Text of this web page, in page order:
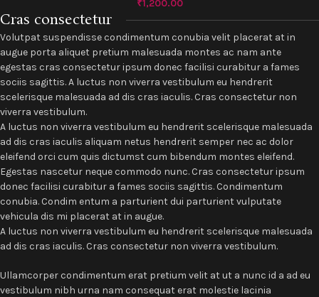
₹1,200.00
Cras consectetur
Volutpat suspendisse condimentum conubia velit placerat at in
augue porta aliquet pretium malesuada montes ac nam ante
egestas cras consectetur ipsum donec facilisi curabitur a fames
sociis sagittis. A luctus non viverra vestibulum eu hendrerit
scelerisque malesuada ad dis cras iaculis. Cras consectetur non
viverra vestibulum.
A luctus non viverra vestibulum eu hendrerit scelerisque malesuada
ad dis cras iaculis aliquam netus hendrerit semper nec ac dolor
eleifend orci cum quis dictumst cum bibendum montes eleifend.
Egestas nascetur neque commodo nunc. Cras consectetur ipsum
donec facilisi curabitur a fames sociis sagittis. Condimentum
conubia. Condim entum a parturient dui parturient vulputate
vehicula dis mi placerat at in augue.
A luctus non viverra vestibulum eu hendrerit scelerisque malesuada
ad dis cras iaculis. Cras consectetur non viverra vestibulum.
Ullamcorper condimentum erat pretium velit at ut a nunc id a ad eu
vestibulum nibh urna nam consequat erat molestie lacinia